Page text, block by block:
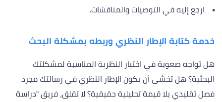
ارجع إليه في التوصيات والمناقشات.
خدمة كتابة الإطار النظري وربطه بمشكلة البحث
هل تواجه صعوبة في اختيار النظرية المناسبة لمشكلتك
البحثية؟ هل تخشى أن يكون الإطار النظري في رسالتك مجرد
فصل تقليدي بلا قيمة تحليلية حقيقية؟ لا تقلق، فريق “دراسة